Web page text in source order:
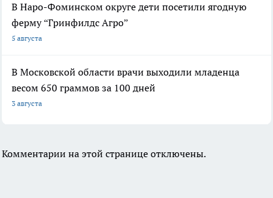
В Наро-Фоминском округе дети посетили ягодную
ферму “Гринфилдс Агро”
5 августа
В Московской области врачи выходили младенца
весом 650 граммов за 100 дней
3 августа
Комментарии на этой странице отключены.